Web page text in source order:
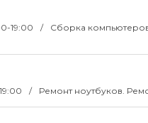
19:00
Сборка
Ремонт ноутбуков.